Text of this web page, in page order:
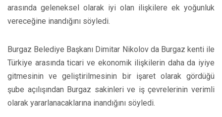
arasında geleneksel olarak iyi olan ilişkilere ek yoğunluk
vereceğine inandığını söyledi.
Burgaz Belediye Başkanı Dimitar Nikolov da Burgaz kenti ile
Türkiye arasında ticari ve ekonomik ilişkilerin daha da iyiye
gitmesinin ve geliştirilmesinin bir işaret olarak gördüğü
şube açılışından Burgaz sakinleri ve iş çevrelerinin verimli
olarak yararlanacaklarına inandığını söyledi.